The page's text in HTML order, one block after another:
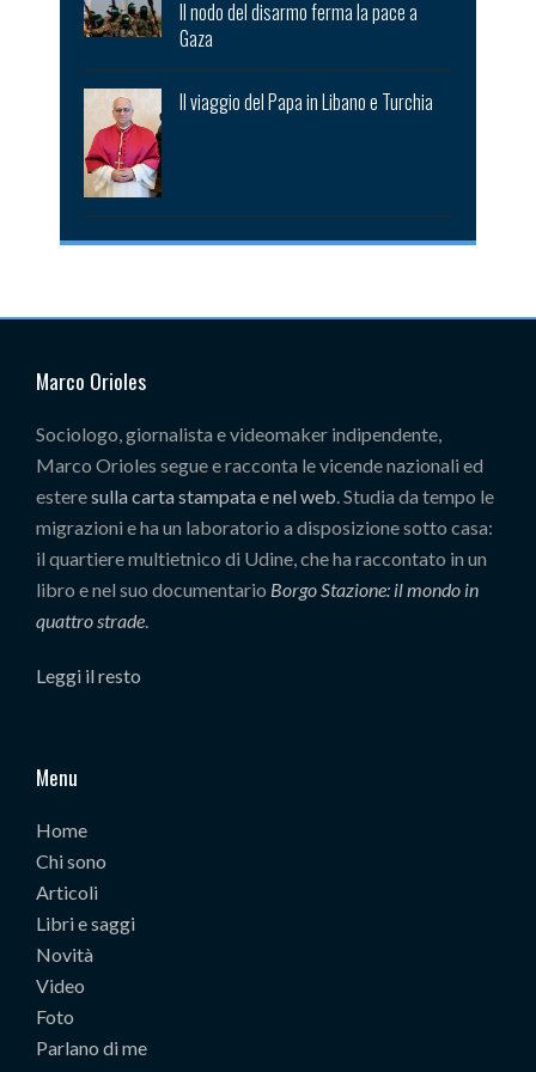
Il nodo del disarmo ferma la pace a
Gaza
Il viaggio del Papa in Libano e Turchia
Marco Orioles
Sociologo, giornalista e videomaker indipendente,
Marco Orioles segue e racconta le vicende nazionali ed
esteresulla carta stampata e nel web . Studia da tempo le
migrazioni e ha un laboratorio a disposizione sotto casa:
il quartiere multietnico di Udine, che ha raccontato in un
libro e nel suo documentario Borgo Stazione: il mondo in
quattro strade
Leggi il resto
Menu
Home
Chi sono
Articoli
Libri e saggi
Novità
Video
Foto
Parlano di me